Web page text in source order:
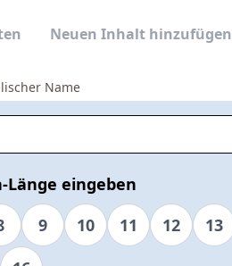
Neuen Inhalt hinzufügen
Name
Länge eingeben
9 10 11 12 13